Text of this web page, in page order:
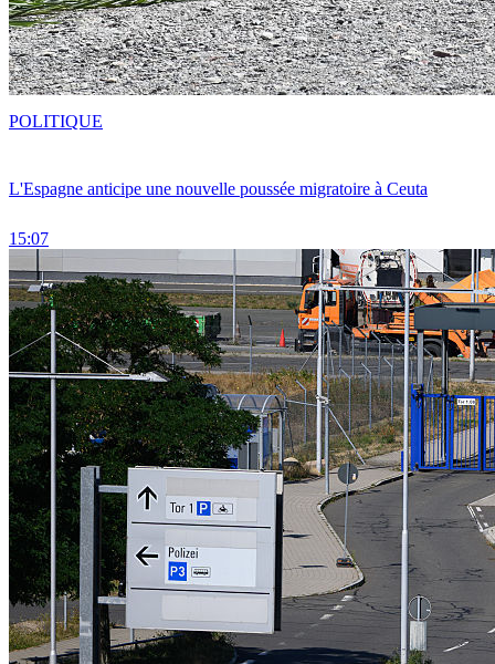
L'Espagne anticipe une nouvelle poussée migratoire à Ceuta
15:07
POLITIQUE